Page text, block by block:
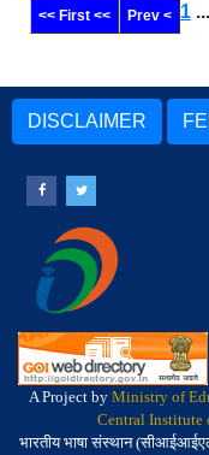
<< First << Prev < 1
DISCLAIMER
A Project by Ministry of
Central Institute
भारतीय भाषा संस्थान